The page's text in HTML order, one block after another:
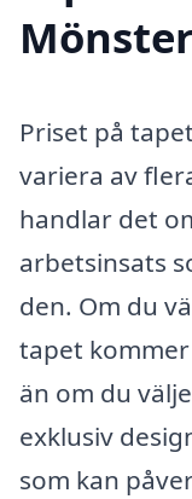
Priset på
variera av
handlar det
arbetsinsats
den. Om du
tapet
än om du
exklusiv
som kan